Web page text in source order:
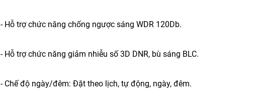
- Hỗ trợ chức năng chống ngược sáng WDR 120Db.
- Hỗ trợ chức năng giảm nhiễu số 3D DNR, bù sáng BLC.
- Chế độ ngày/đêm: Đặt theo lịch, tự động, ngày, đêm.